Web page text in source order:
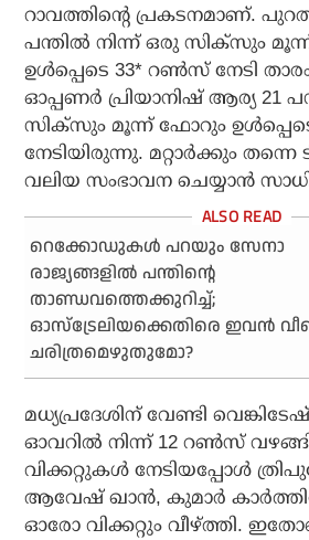
റാവത്തിന്റെ പ്രകടനമാണ്.
പന്തില്‍ നിന്ന് ഒരു സിക്‌സും
ഉള്‍പ്പെടെ 33* റണ്‍സ് നേടി താരം
ഓപ്പണര്‍ പ്രിയാനിഷ് ആര്യ 21
സിക്‌സും മൂന്ന് ഫോറും
നേടിയിരുന്നു. മറ്റാര്‍ക്കും തന്നെ
വലിയ സംഭാവന ചെയ്യാന്‍
റെക്കോഡുകള്‍ പറയും സേനാ
രാജ്യങ്ങളില്‍ പന്തിന്റെ
താണ്ഡവത്തെക്കുറിച്ച്;
ഓസ്‌ട്രേലിയക്കെതിരെ ഇവന്‍
ചരിത്രമെഴുതുമോ?
മധ്യപ്രദേശിന് വേണ്ടി
ഓവറില്‍ നിന്ന് 12 റണ്‍സ്
വിക്കറ്റുകള്‍ നേടിയപ്പോള്‍
ആവേഷ് ഖാന്‍, കുമാര്‍
ഓരോ വിക്കറ്റും വീഴ്ത്തി.